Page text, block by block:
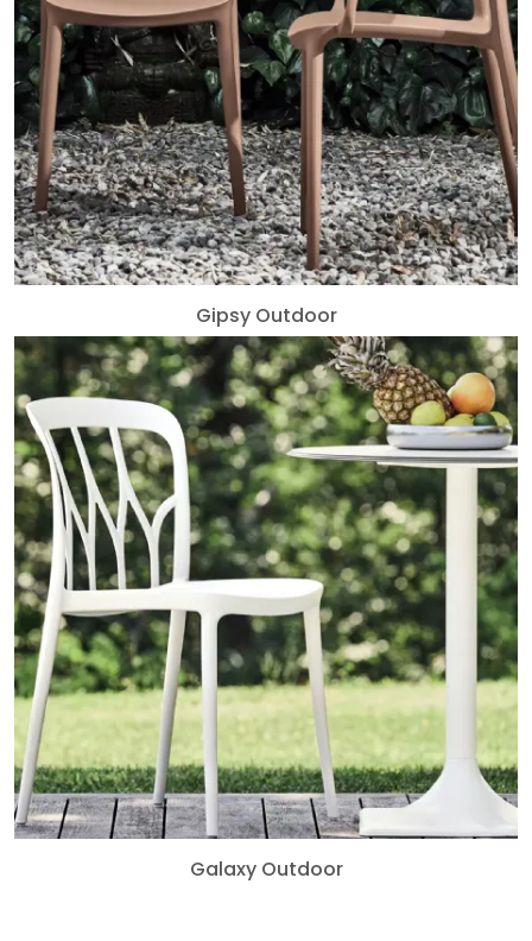
Gipsy Outdoor
Galaxy Outdoor